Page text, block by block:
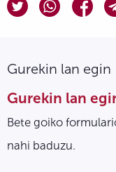
Gurekin lan egin
Gurekin lan
Bete goiko
nahi baduzu.